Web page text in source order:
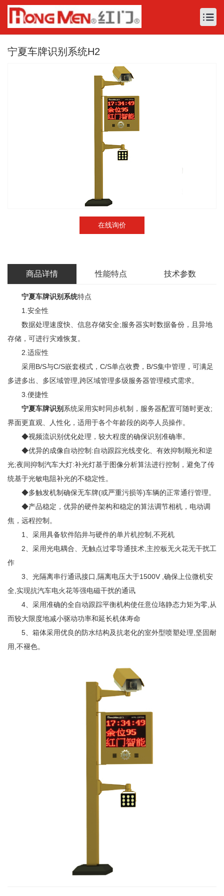
宁夏车牌识别系统H2
在线询价
商品详情 性能特点 技术参数
宁夏车牌识别系统特点
1.安全性
数据处理速度快、信息存储安全;服务器实时数据备份，且异地
存储，可进行灾难恢复。
2.适应性
采用B/S与C/S嵌套模式，C/S单点收费，B/S集中管理，可满足
多进多出、多区域管理,跨区域管理多级服务器管理模式需求。
3.便捷性
宁夏车牌识别 系统采用实时同步机制，服务器配置可随时更改;
界面更直观、人性化，适用于各个年龄段的岗亭人员操作。
◆视频流识别优化处理，较大程度的确保识别准确率。
◆优异的成像自动控制:自动跟踪光线变化、有效抑制顺光和逆
光;夜间抑制汽车大灯:补光灯基于图像分析算法进行控制，避免了传
统基于光敏电阻补光的不稳定性。
◆多触发机制确保无车牌(或严重污损等)车辆的正常通行管理。
◆产品稳定，优异的硬件架构和稳定的算法调节相机，电动调
焦，远程控制。
1、采用具备软件陷井与硬件的单片机控制,不死机
2、采用光电耦合、无触点过零导通技术,主控板无火花无干扰工
作
3、光隔离串行通讯接口,隔离电压大于1500V ,确保上位微机安
全,实现抗汽车电火花等强电磁干扰的通讯
4、采用准确的全自动跟踪平衡机构使任意位珞静态力矩为零,从
而较大限度地减小驱动功率和延长机体寿命
5、箱体采用优良的防水结构及抗老化的室外型喷塑处理,坚固耐
用,不褪色。